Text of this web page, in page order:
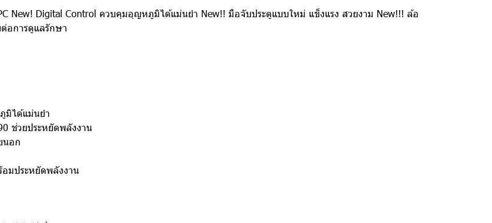
New! Digital Control ควบคุมอุญหภูมิได้แม่นยำ New!! มือจับประตูแบบใหม่ แข็งแรง สวยงาม New!!! ล้อ
อการดูแลรักษา
มิได้แม่นยำ
ช่วยประหยัดพลังงาน
นอก
มประหยัดพลังงาน